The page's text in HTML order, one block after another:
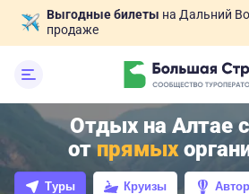
Выгодные билеты на Дальний
продаже
Отдых на Алтае
отпрямых
Туры Круизы